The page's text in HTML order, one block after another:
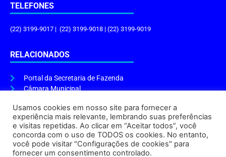
TELEFONES
(22) 3199-9017 | (22) 3199-9018 | (22) 3199-9019
RELACIONADOS
Portal da Secretaria de Fazenda
Câmara Municipal
ENDEREÇO E HORÁRIO
Endereço:Praça Tiradentes, s/n – Centro, Cabo Frio – RJ, 28906-290
Atendimento do Protocolo Geral da Prefeitura:9h às 16h
Usamos cookies em nosso site para fornecer a
experiência mais relevante, lembrando suas preferências
e visitas repetidas. Ao clicar em “Aceitar todos”, você
concorda com o uso de TODOS os cookies. No entanto,
você pode visitar "Configurações de cookies" para
fornecer um consentimento controlado.